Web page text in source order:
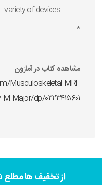
variety of devices.
*
مشاهده کتاب در آمازون
Musculoskeletal-MRI-
Major/dp/0323415601
از تخفیف ها مطلع